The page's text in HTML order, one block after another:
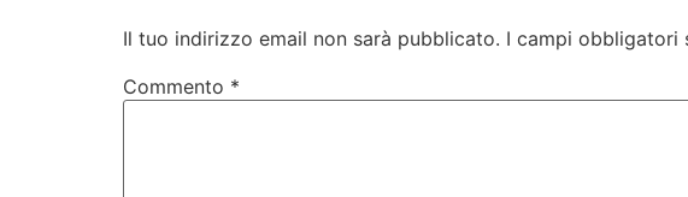
Il tuo indirizzo email non sarà pubblicato. I campi obbligatori
Commento *